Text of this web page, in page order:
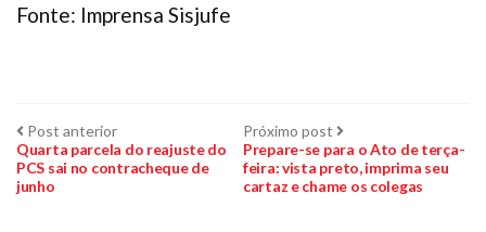
Fonte: Imprensa Sisjufe
Navegação
de
Post anteriorPost
anterior:
Quarta parcela do reajuste do
PCS sai no contracheque de
junho
Próximo post Próximo
post:
Prepare-se para o Ato de terça-
feira: vista preto, imprima seu
cartaz e chame os colegas